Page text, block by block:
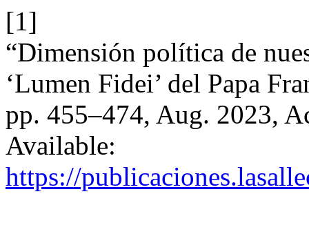
[1]
“Dimensión política de
‘Lumen Fidei’ del Papa
pp. 455–474, Aug. 2023,
Available:
https://